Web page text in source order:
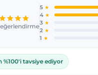
açıklamasında eksik bilgiler
hatalar bulunuyor.
fiyatı diğer sitelerden daha pahalı.
benzer farklı alternatifler